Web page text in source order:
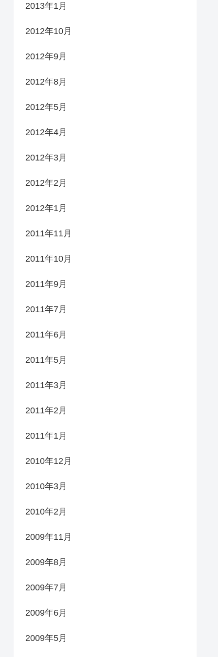
2013年1月
2012年10月
2012年9月
2012年8月
2012年5月
2012年4月
2012年3月
2012年2月
2012年1月
2011年11月
2011年10月
2011年9月
2011年7月
2011年6月
2011年5月
2011年3月
2011年2月
2011年1月
2010年12月
2010年3月
2010年2月
2009年11月
2009年8月
2009年7月
2009年6月
2009年5月